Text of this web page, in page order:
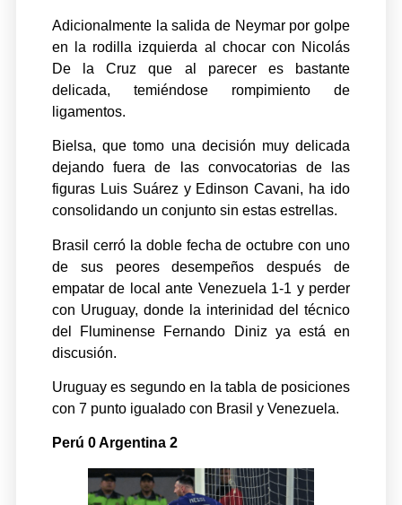
Adicionalmente la salida de Neymar por golpe
en la rodilla izquierda al chocar con Nicolás
De la Cruz que al parecer es bastante
delicada, temiéndose rompimiento de
ligamentos.
Bielsa, que tomo una decisión muy delicada
dejando fuera de las convocatorias de las
figuras Luis Suárez y Edinson Cavani, ha ido
consolidando un conjunto sin estas estrellas.
Brasil cerró la doble fecha de octubre con uno
de sus peores desempeños después de
empatar de local ante Venezuela 1-1 y perder
con Uruguay, donde la interinidad del técnico
del Fluminense Fernando Diniz ya está en
discusión.
Uruguay es segundo en la tabla de posiciones
con 7 punto igualado con Brasil y Venezuela.
Perú 0 Argentina 2